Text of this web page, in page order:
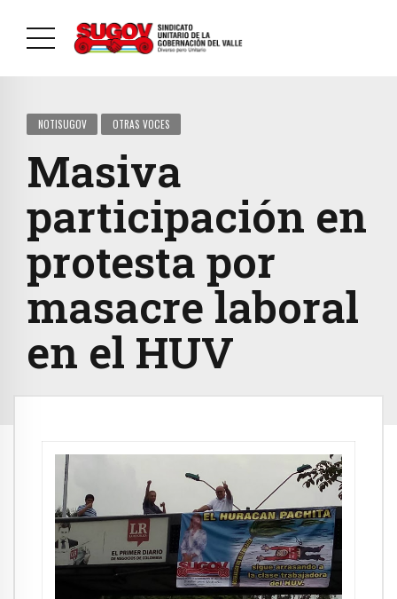
NOTISUGOV OTRAS VOCES
Masiva
participación en
protesta por
masacre laboral
en el HUV